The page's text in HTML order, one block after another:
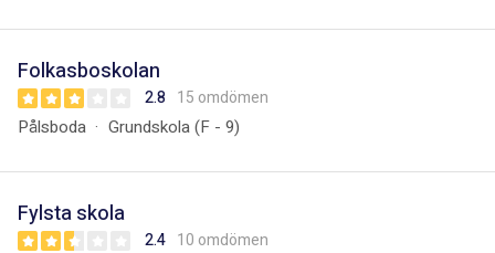
Folkasboskolan
2.8 15 omdömen
Pålsboda Grundskola (F - 9)
Fylsta skola
2.4 10 omdömen